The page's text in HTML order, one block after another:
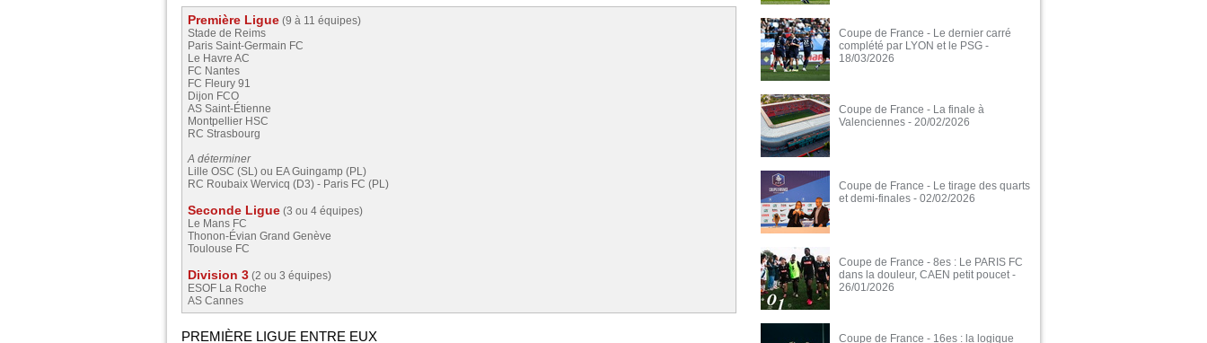
Première Ligue (9 à 11 équipes)
Stade de Reims
Paris Saint-Germain FC
Le Havre AC
FC Nantes
FC Fleury 91
Dijon FCO
AS Saint-Étienne
Montpellier HSC
RC Strasbourg
A déterminer
Lille OSC (SL) ou EA Guingamp (PL)
RC Roubaix Wervicq (D3) - Paris FC (PL)
Seconde Ligue (3 ou 4 équipes)
Le Mans FC
Thonon-Évian Grand Genève
Toulouse FC
Division 3 (2 ou 3 équipes)
ESOF La Roche
AS Cannes
PREMIÈRE LIGUE ENTRE EUX
Coupe de France - Le dernier carré
complété par LYON et le PSG -
18/03/2026
Coupe de France - La finale à
Valenciennes - 20/02/2026
Coupe de France - Le tirage des quarts
et demi-finales - 02/02/2026
Coupe de France - 8es : Le PARIS FC
dans la douleur, CAEN petit poucet -
26/01/2026
Coupe de France - 16es : la logique